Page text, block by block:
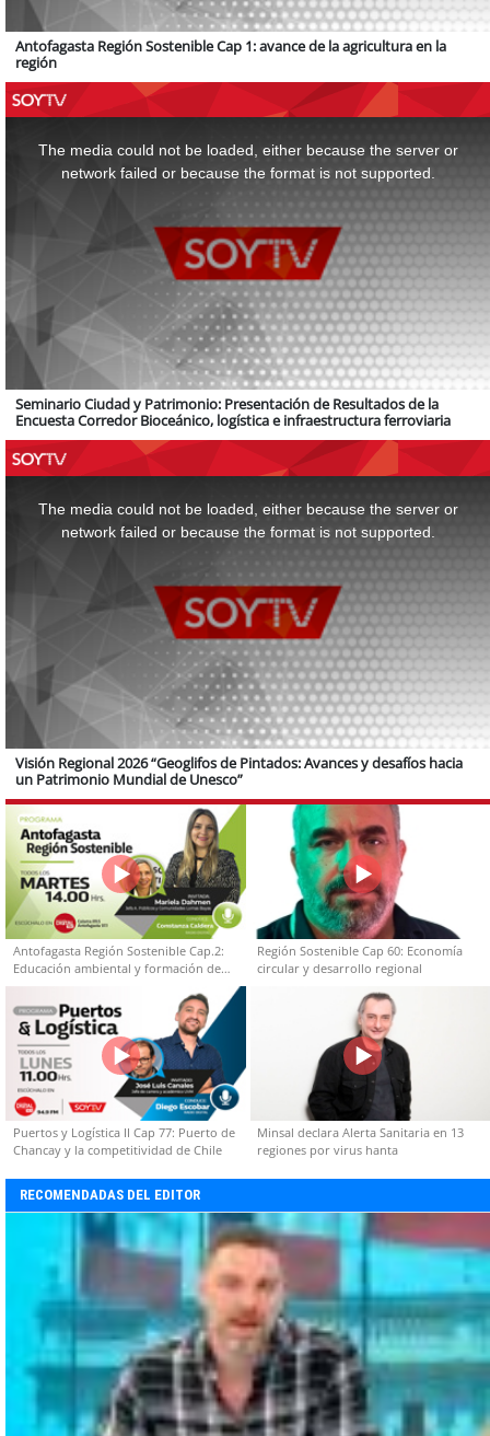
Antofagasta Región Sostenible Cap 1: avance de la agricultura en la
región
The media could not be loaded, either because the server or
network failed or because the format is not supported.
Seminario Ciudad y Patrimonio: Presentación de Resultados de la
Encuesta Corredor Bioceánico, logística e infraestructura ferroviaria
The media could not be loaded, either because the server or
network failed or because the format is not supported.
Visión Regional 2026 “Geoglifos de Pintados: Avances y desafíos hacia
un Patrimonio Mundial de Unesco”
Antofagasta Región Sostenible Cap.2:
Educación ambiental y formación de
capacidades técnicas
Región Sostenible Cap 60: Economía
circular y desarrollo regional
Puertos y Logística II Cap 77: Puerto de
Chancay y la competitividad de Chile
Minsal declara Alerta Sanitaria en 13
regiones por virus hanta
RECOMENDADAS DEL EDITOR